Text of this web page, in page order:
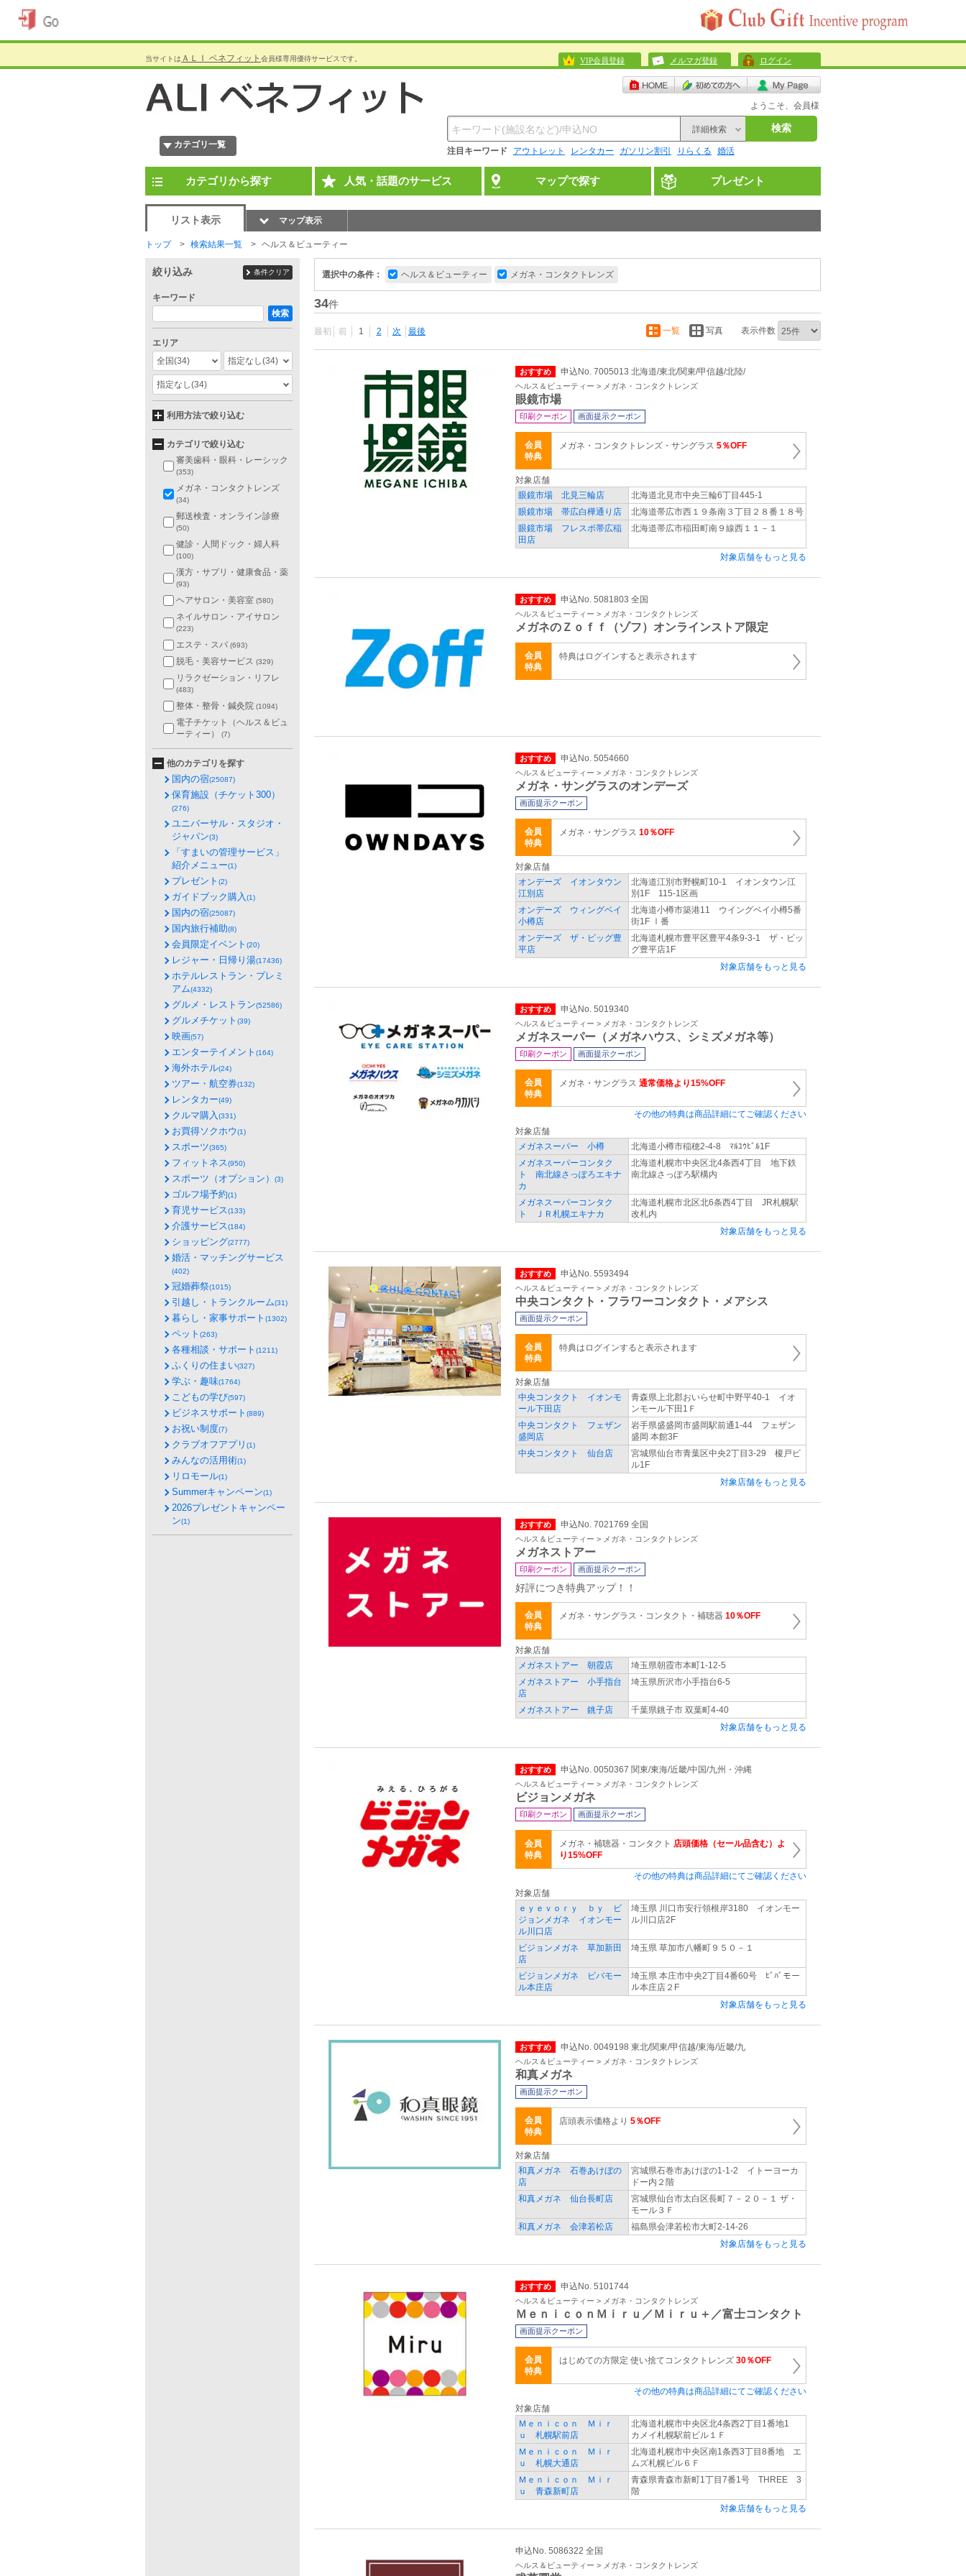
当サイトは ＡＬＩ ベネフィット 会員様専用優待サービスです。 VIP会員登録 メルマガ登録 ログイン
ようこそ、会員様
カテゴリ一覧
詳細検索 検索
注目キーワード アウトレット レンタカー ガソリン割引 りらくる 婚活
カテゴリから探す 人気・話題のサービス マップで探す プレゼント
リスト表示 マップ表示
トップ 検索結果一覧 ヘルス＆ビューティー
選択中の条件： ヘルス＆ビューティー メガネ・コンタクトレンズ
34件
最初 前 1 2 次 最後 一覧 写真 表示件数
おすすめ 申込No. 7005013 北海道/東北/関東/甲信越/北陸/
ヘルス＆ビューティー > メガネ・コンタクトレンズ
眼鏡市場
印刷クーポン 画面提示クーポン
会員
特典
メガネ・コンタクトレンズ・サングラス 5％OFF
対象店舗
眼鏡市場 北見三輪店
北海道北見市中央三輪6丁目445-1
眼鏡市場 帯広白樺通り店
北海道帯広市西１９条南３丁目２８番１８号
眼鏡市場 フレスポ帯広稲
田店
北海道帯広市稲田町南９線西１１－１
対象店舗をもっと見る
おすすめ 申込No. 5081803 全国
ヘルス＆ビューティー > メガネ・コンタクトレンズ
メガネのＺｏｆｆ（ゾフ）オンラインストア限定
会員
特典
特典はログインすると表示されます
おすすめ 申込No. 5054660
ヘルス＆ビューティー > メガネ・コンタクトレンズ
メガネ・サングラスのオンデーズ
画面提示クーポン
会員
特典
メガネ・サングラス 10％OFF
対象店舗
オンデーズ イオンタウン
江別店
北海道江別市野幌町10-1 イオンタウン江
別1F 115-1区画
オンデーズ ウィングベイ
小樽店
北海道小樽市築港11 ウイングベイ小樽5番
街1F Ⅰ番
オンデーズ ザ・ビッグ豊
平店
北海道札幌市豊平区豊平4条9-3-1 ザ・ビッ
グ豊平店1F
対象店舗をもっと見る
おすすめ 申込No. 5019340
ヘルス＆ビューティー > メガネ・コンタクトレンズ
メガネスーパー（メガネハウス、シミズメガネ等）
印刷クーポン 画面提示クーポン
会員
特典
メガネ・サングラス 通常価格より15%OFF
その他の特典は商品詳細にてご確認ください
対象店舗
メガネスーパー 小樽
北海道小樽市稲穂2-4-8 ﾏﾙﾕｳﾋﾞﾙ1F
メガネスーパーコンタク
ト 南北線さっぽろエキナ
カ
北海道札幌市中央区北4条西4丁目 地下鉄
南北線さっぽろ駅構内
メガネスーパーコンタク
ト ＪＲ札幌エキナカ
北海道札幌市北区北6条西4丁目 JR札幌駅
改札内
対象店舗をもっと見る
おすすめ 申込No. 5593494
ヘルス＆ビューティー > メガネ・コンタクトレンズ
中央コンタクト・フラワーコンタクト・メアシス
画面提示クーポン
会員
特典
特典はログインすると表示されます
対象店舗
中央コンタクト イオンモ
ール下田店
青森県上北郡おいらせ町中野平40-1 イオ
ンモール下田1Ｆ
中央コンタクト フェザン
盛岡店
岩手県盛盛岡市盛岡駅前通1-44 フェザン
盛岡 本館3F
中央コンタクト 仙台店
宮城県仙台市青葉区中央2丁目3-29 榎戸ビ
ル1F
対象店舗をもっと見る
おすすめ 申込No. 7021769 全国
ヘルス＆ビューティー > メガネ・コンタクトレンズ
メガネストアー
印刷クーポン 画面提示クーポン
好評につき特典アップ！！
会員
特典
メガネ・サングラス・コンタクト・補聴器 10％OFF
対象店舗
メガネストアー 朝霞店
埼玉県朝霞市本町1-12-5
メガネストアー 小手指台
店
埼玉県所沢市小手指台6-5
メガネストアー 銚子店
千葉県銚子市 双葉町4-40
対象店舗をもっと見る
おすすめ 申込No. 0050367 関東/東海/近畿/中国/九州・沖縄
ヘルス＆ビューティー > メガネ・コンタクトレンズ
ビジョンメガネ
印刷クーポン 画面提示クーポン
会員
特典
メガネ・補聴器・コンタクト 店頭価格（セール品含む）よ
り15%OFF
その他の特典は商品詳細にてご確認ください
対象店舗
ｅｙｅｖｏｒｙ ｂｙ ビ
ジョンメガネ イオンモー
ル川口店
埼玉県 川口市安行領根岸3180 イオンモー
ル川口店2F
ビジョンメガネ 草加新田
店
埼玉県 草加市八幡町９５０－１
ビジョンメガネ ビバモー
ル本庄店
埼玉県 本庄市中央2丁目4番60号 ﾋﾞﾊﾞモー
ル本庄店２F
対象店舗をもっと見る
おすすめ 申込No. 0049198 東北/関東/甲信越/東海/近畿/九
ヘルス＆ビューティー > メガネ・コンタクトレンズ
和真メガネ
画面提示クーポン
会員
特典
店頭表示価格より 5％OFF
対象店舗
和真メガネ 石巻あけぼの
店
宮城県石巻市あけぼの1‐1‐2 イトーヨーカ
ドー内２階
和真メガネ 仙台長町店
宮城県仙台市太白区長町７－２０－１ ザ・
モール３Ｆ
和真メガネ 会津若松店
福島県会津若松市大町2‐14‐26
対象店舗をもっと見る
おすすめ 申込No. 5101744
ヘルス＆ビューティー > メガネ・コンタクトレンズ
ＭｅｎｉｃｏｎＭｉｒｕ／Ｍｉｒｕ＋／富士コンタクト
画面提示クーポン
会員
特典
はじめての方限定 使い捨てコンタクトレンズ 30％OFF
その他の特典は商品詳細にてご確認ください
対象店舗
Ｍｅｎｉｃｏｎ Ｍｉｒ
ｕ 札幌駅前店
北海道札幌市中央区北4条西2丁目1番地1
カメイ札幌駅前ビル１Ｆ
Ｍｅｎｉｃｏｎ Ｍｉｒ
ｕ 札幌大通店
北海道札幌市中央区南1条西3丁目8番地 エ
ムズ札幌ビル６Ｆ
Ｍｅｎｉｃｏｎ Ｍｉｒ
ｕ 青森新町店
青森県青森市新町1丁目7番1号 THREE 3
階
対象店舗をもっと見る
申込No. 5086322 全国
ヘルス＆ビューティー > メガネ・コンタクトレンズ
絞り込み 条件クリア
キーワード
検索
エリア
全国(34) 指定なし(34)
指定なし(34)
利用方法で絞り込む
カテゴリで絞り込む
審美歯科・眼科・レーシック
(353)
メガネ・コンタクトレンズ
(34)
郵送検査・オンライン診療
(50)
健診・人間ドック・婦人科
(100)
漢方・サプリ・健康食品・薬
(93)
ヘアサロン・美容室 (580)
ネイルサロン・アイサロン
(223)
エステ・スパ (693)
脱毛・美容サービス (329)
リラクゼーション・リフレ
(483)
整体・整骨・鍼灸院 (1094)
電子チケット（ヘルス＆ビュ
ーティー）
(7)
他のカテゴリを探す
国内の宿(25087)
保育施設（チケット300）
(276)
ユニバーサル・スタジオ・
ジャパン(3)
「すまいの管理サービス」
紹介メニュー(1)
プレゼント (2)
ガイドブック購入(1)
国内の宿(25087)
国内旅行補助(8)
会員限定イベント (20)
レジャー・日帰り湯(17436)
ホテルレストラン・プレミ
アム(4332)
グルメ・レストラン(52586)
グルメチケット (39)
映画(57)
エンターテイメント (164)
海外ホテル(24)
ツアー・航空券(132)
レンタカー(49)
クルマ購入(331)
お買得ソクホウ(1)
スポーツ(365)
フィットネス(950)
スポーツ（オプション） (3)
ゴルフ場予約(1)
育児サービス(133)
介護サービス(184)
ショッピング(2777)
婚活・マッチングサービス
(402)
冠婚葬祭(1015)
引越し・トランクルーム(31)
暮らし・家事サポート (1302)
ペット (263)
各種相談・サポート (1211)
ふくりの住まい(327)
学ぶ・趣味(1764)
こどもの学び(597)
ビジネスサポート (889)
お祝い制度(7)
クラブオフアプリ (1)
みんなの活用術(1)
リロモール(1)
Summerキャンペーン(1)
2026プレゼントキャンペー
ン(1)